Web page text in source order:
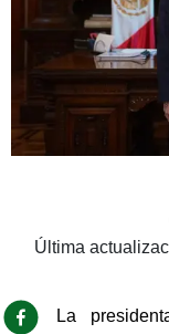
Última
La